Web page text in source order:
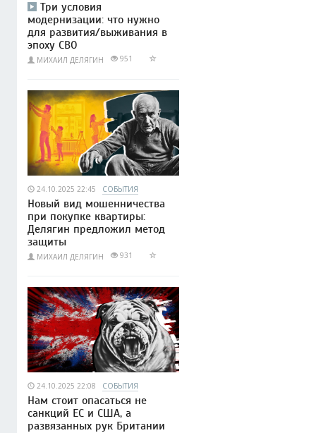
Три условия
модернизации: что нужно
для развития/выживания в
эпоху СВО
МИХАИЛ ДЕЛЯГИН 951
24.10.2025 22:45 СОБЫТИЯ
Новый вид мошенничества
при покупке квартиры:
Делягин предложил метод
защиты
МИХАИЛ ДЕЛЯГИН 931
24.10.2025 22:08 СОБЫТИЯ
Нам стоит опасаться не
санкций ЕС и США, а
развязанных рук Британии